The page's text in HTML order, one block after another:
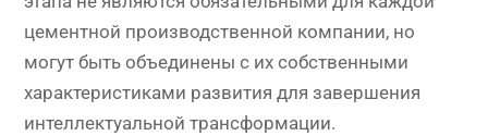
цементной производственной компании, но
могут быть объединены с их собственными
характеристиками развития для завершения
интеллектуальной трансформации.